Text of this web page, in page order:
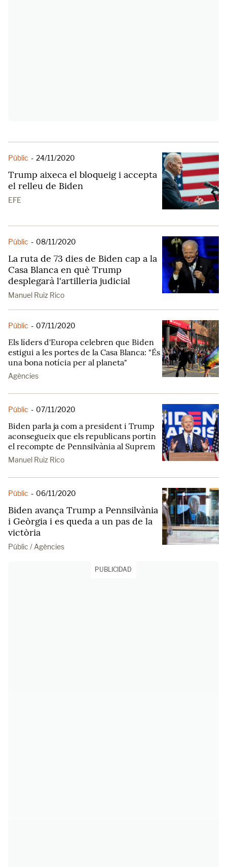
Públic - 24/11/2020
Trump aixeca el bloqueig i accepta
el relleu de Biden
EFE
Públic - 08/11/2020
La ruta de 73 dies de Biden cap a la
Casa Blanca en què Trump
desplegarà l'artilleria judicial
Manuel Ruiz Rico
Públic - 07/11/2020
Els líders d'Europa celebren que Biden
estigui a les portes de la Casa Blanca: "És
una bona notícia per al planeta"
Agències
Públic - 07/11/2020
Biden parla ja com a president i Trump
aconsegueix que els republicans portin
el recompte de Pennsilvània al Suprem
Manuel Ruiz Rico
Públic - 06/11/2020
Biden avança Trump a Pennsilvània
i Geòrgia i es queda a un pas de la
victòria
Públic / Agències
PUBLICIDAD